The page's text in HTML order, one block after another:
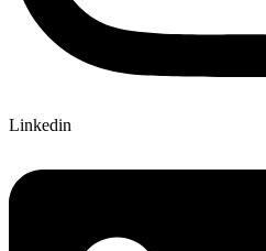
Linkedin